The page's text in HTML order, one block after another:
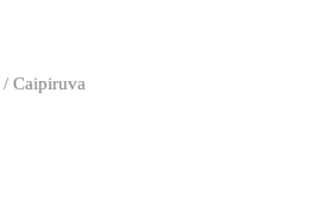
/ Caipiruva